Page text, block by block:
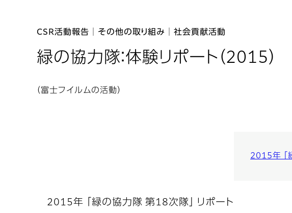
CSR活動報告│その他の取り組み│社会貢献活動
緑の協力隊：体験リポート（2015）
（富士フイルムの活動）
2015年 「
2015年 「緑の協力隊 第18次隊」 リポート